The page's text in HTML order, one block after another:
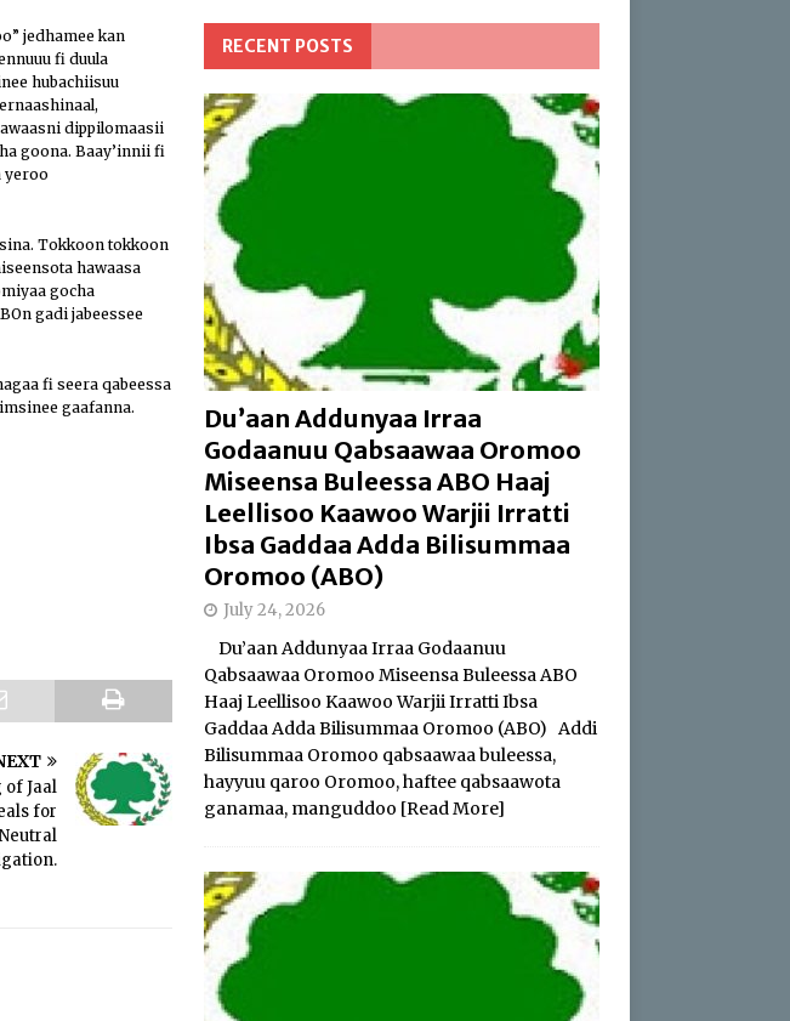
jedhamee kan
fi duula
hubachiisuu
dippilomaasii
goona. Baay’innii fi
yeroo
Tokkoon tokkoon
hawaasa
gocha
gadi jabeessee
fi seera qabeessa
gaafanna.
of Jaal
for
RECENT POSTS
Du’aan Addunyaa Irraa
Godaanuu Qabsaawaa Oromoo
Miseensa Buleessa ABO Haaj
Leellisoo Kaawoo Warjii Irratti
Ibsa Gaddaa Adda Bilisummaa
Oromoo (ABO)
July 24, 2026
Du’aan Addunyaa Irraa Godaanuu
Qabsaawaa Oromoo Miseensa Buleessa ABO
Haaj Leellisoo Kaawoo Warjii Irratti Ibsa
Gaddaa Adda Bilisummaa Oromoo (ABO) Addi
Bilisummaa Oromoo qabsaawaa buleessa,
hayyuu qaroo Oromoo, haftee qabsaawota
ganamaa, manguddoo [Read More]